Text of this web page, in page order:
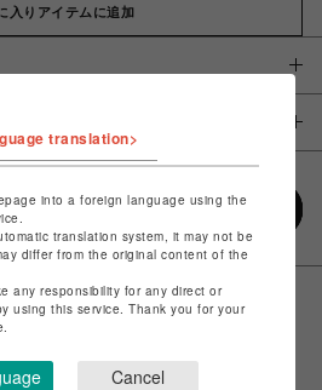
入りアイテムに追加
translation>
into a foreign language using the
translation system, it may not be
differ from the original content of the
any responsibility for any direct or
using this service. Thank you for your
Cancel